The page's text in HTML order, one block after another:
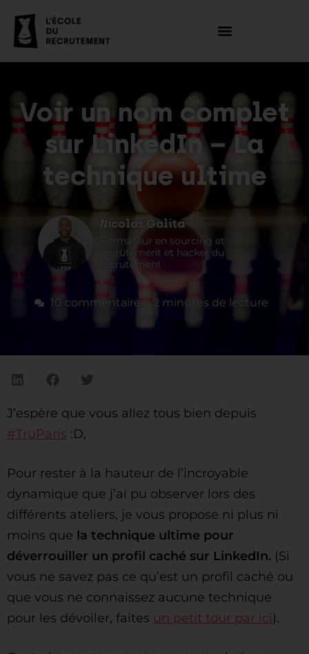
Voir un nom complet
sur LinkedIn – La
technique ultime
Nicolas Galita
Formateur en sourcing et
recrutement et hacker du
recrutement
10 commentaires 2minutes de lecture
J’espère que vous allez tous bien depuis
#TruParis :D,
Pour rester à la hauteur de l’incroyable
dynamique que j’ai pu observer lors des
différents ateliers, je vous propose ni plus ni
moins que la technique ultime pour
déverrouiller un profil caché sur LinkedIn. (Si
vous ne savez pas ce qu’est un profil caché ou
que vous ne connaissez aucune technique
pour les dévoiler, faites un petit tour par ici).